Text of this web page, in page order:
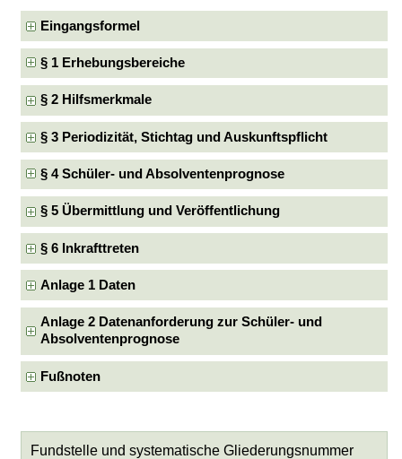
Eingangsformel
§ 1 Erhebungsbereiche
§ 2 Hilfsmerkmale
§ 3 Periodizität, Stichtag und Auskunftspflicht
§ 4 Schüler- und Absolventenprognose
§ 5 Übermittlung und Veröffentlichung
§ 6 Inkrafttreten
Anlage 1 Daten
Anlage 2 Datenanforderung zur Schüler- und
Absolventenprognose
Fußnoten
Fundstelle und systematische Gliederungsnummer